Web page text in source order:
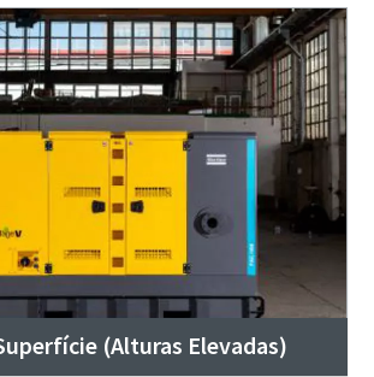
(Alturas Elevadas)